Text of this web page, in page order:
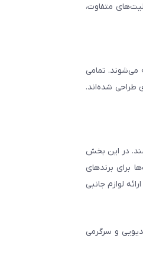
متفاوت،
می‌شوند. تمامی
طراحی شده‌اند.
در این بخش
برای برندهای
لوازم جانبی
و سرگرمی